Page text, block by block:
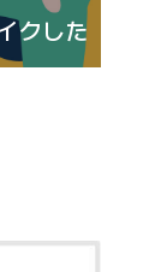
クした